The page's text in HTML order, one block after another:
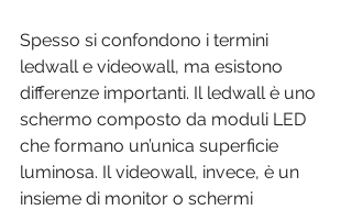
Spesso si confondono i termini
ledwall e videowall, ma esistono
differenze importanti. Il ledwall è uno
schermo composto da moduli LED
che formano un’unica superficie
luminosa. Il videowall, invece, è un
insieme di monitor o schermi